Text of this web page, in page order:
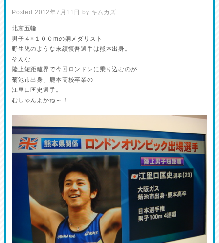
Posted 2012年7月11日 by キムカズ
北京五輪
男子４×１００mの銅メダリスト
野生児のような末續慎吾選手は熊本出身。
そんな
陸上短距離界で今回ロンドンに乗り込むのが
菊池市出身、鹿本高校卒業の
江里口匡史選手。
むしゃんよかね～！